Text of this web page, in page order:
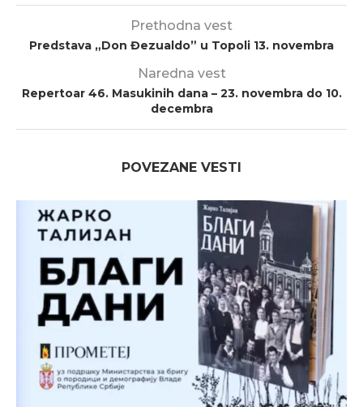
Prethodna vest
Predstava „Don Đezualdo” u Topoli 13. novembra
Naredna vest
Repertoar 46. Masukinih dana – 23. novembra do 10.
decembra
POVEZANE VESTI